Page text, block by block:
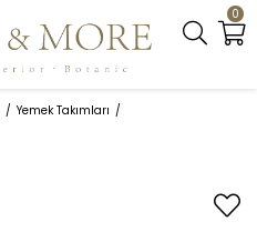
0
Yemek Takımları